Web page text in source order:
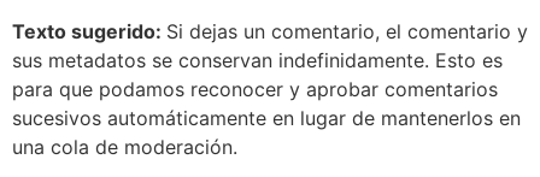
Texto sugerido: Si dejas un comentario, el comentario y
sus metadatos se conservan indefinidamente. Esto es
para que podamos reconocer y aprobar comentarios
sucesivos automáticamente en lugar de mantenerlos en
una cola de moderación.